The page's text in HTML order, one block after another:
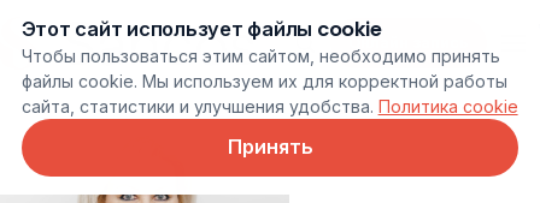
Онлайн запись
Этот сайт использует файлы cookie
Чтобы пользоваться этим сайтом, необходимо принять
файлы cookie. Мы используем их для корректной работы
сайта, статистики и улучшения удобства. Политика cookie
Принять